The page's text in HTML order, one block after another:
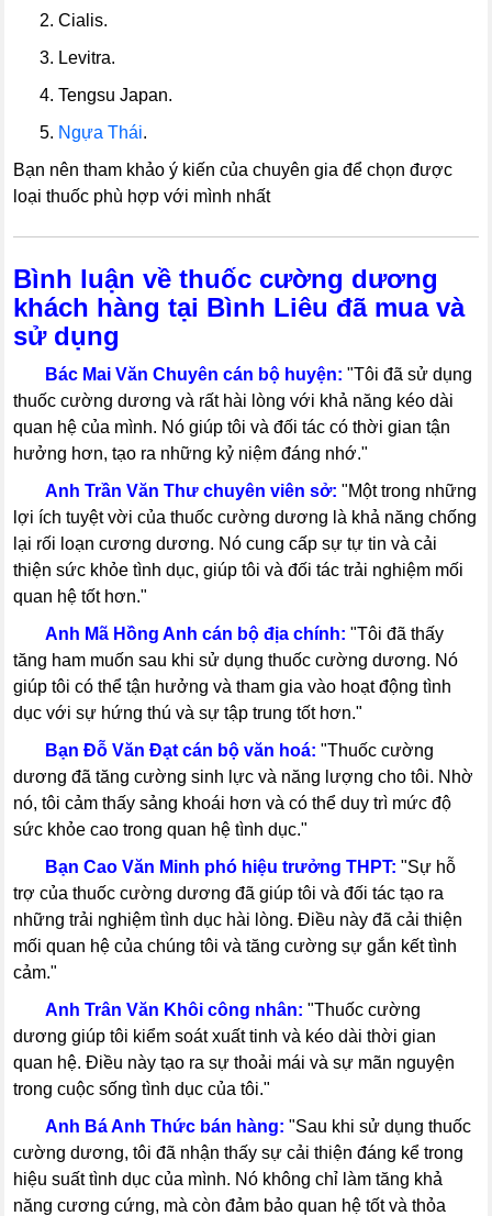
2. Cialis.
3. Levitra.
4. Tengsu Japan.
----5. Ngựa Thái.
Bạn nên tham khảo ý kiến của chuyên gia để chọn được
loại thuốc phù hợp với mình nhất
Bình luận về thuốc cường dương
khách hàng tại Bình Liêu đã mua và
sử dụng
Bác Mai Văn Chuyên cán bộ huyện:"Tôi đã sử dụng
thuốc cường dương và rất hài lòng với khả năng kéo dài
quan hệ của mình. Nó giúp tôi và đối tác có thời gian tận
hưởng hơn, tạo ra những kỷ niệm đáng nhớ."
Anh Trần Văn Thư chuyên viên sở: "Một trong những
lợi ích tuyệt vời của thuốc cường dương là khả năng chống
lại rối loạn cương dương. Nó cung cấp sự tự tin và cải
thiện sức khỏe tình dục, giúp tôi và đối tác trải nghiệm mối
quan hệ tốt hơn."
-----Anh Mã Hồng Anh cán bộ địa chính: "Tôi đã thấy
tăng ham muốn sau khi sử dụng thuốc cường dương. Nó
giúp tôi có thể tận hưởng và tham gia vào hoạt động tình
dục với sự hứng thú và sự tập trung tốt hơn."
Bạn Đỗ Văn Đạt cán bộ văn hoá: "Thuốc cường
dương đã tăng cường sinh lực và năng lượng cho tôi. Nhờ
nó, tôi cảm thấy sảng khoái hơn và có thể duy trì mức độ
sức khỏe cao trong quan hệ tình dục."
Bạn Cao Văn Minh phó hiệu trưởng THPT: "Sự hỗ
trợ của thuốc cường dương đã giúp tôi và đối tác tạo ra
những trải nghiệm tình dục hài lòng. Điều này đã cải thiện
mối quan hệ của chúng tôi và tăng cường sự gắn kết tình
cảm."
Anh Trân Văn Khôi công nhân: "Thuốc cường
dương giúp tôi kiểm soát xuất tinh và kéo dài thời gian
quan hệ. Điều này tạo ra sự thoải mái và sự mãn nguyện
trong cuộc sống tình dục của tôi."
Anh Bá Anh Thức bán hàng: "Sau khi sử dụng thuốc
cường dương, tôi đã nhận thấy sự cải thiện đáng kể trong
hiệu suất tình dục của mình. Nó không chỉ làm tăng khả
năng cương cứng, mà còn đảm bảo quan hệ tốt và thỏa